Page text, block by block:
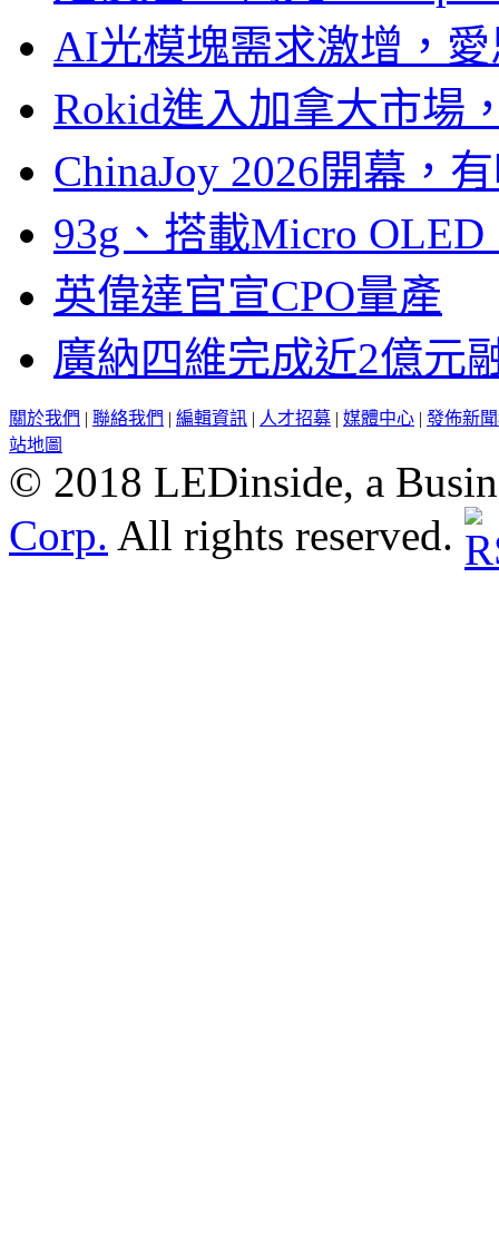
AI光模塊需求激增，
Rokid進入加拿大市場
ChinaJoy 2026開幕，
93g、搭載Micro
英偉達官宣CPO量產
廣納四維完成近2億元
關於我們 | 聯絡我們 | 編輯資訊 | 人才招募 | 媒體中心 | 發佈新
站地圖
© 2018 LEDinside, a
Corp. All rights reserved.